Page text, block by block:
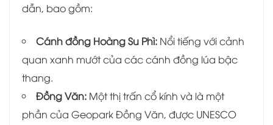
dẫn, bao gồm:
Cánh đồng Hoàng Su Phì: Nổi tiếng với cảnh
quan xanh mướt của các cánh đồng lúa bậc
thang.
Đồng Văn: Một thị trấn cổ kính và là một
phần của Geopark Đồng Văn, được UNESCO